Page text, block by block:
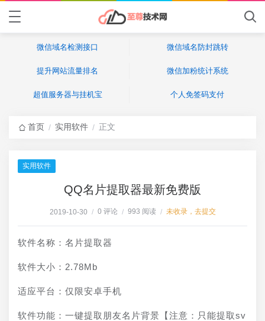
微信域名检测接口 微信域名防封跳转
提升网站流量排名 微信加粉统计系统
超值服务器与挂机宝 个人免签码支付
首页 / 实用软件 / 正文
实用软件
QQ名片提取器最新免费版
2019-10-30 / 0 评论 / 993 阅读 / 未收录，去提交
软件名称：名片提取器
软件大小：2.78Mb
适应平台：仅限安卓手机
软件功能：一键提取朋友名片背景【注意：只能提取sv